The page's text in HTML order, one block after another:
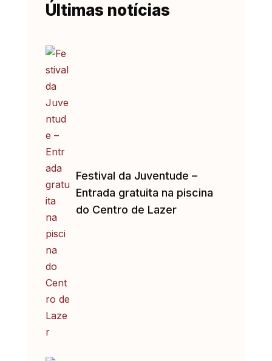
Últimas notícias
Festival da Juventude –
Entrada gratuita na piscina
do Centro de Lazer